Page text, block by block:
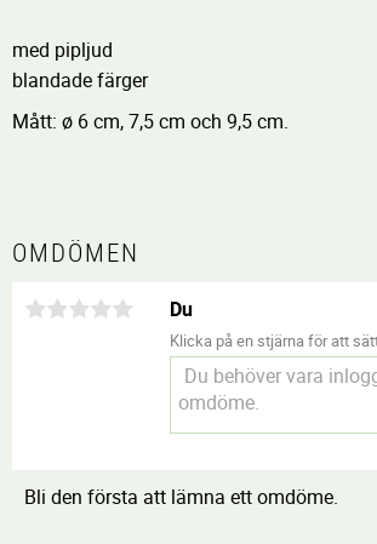
med pipljud
blandade färger
Mått: ø 6 cm, 7,5 cm och 9,5 cm.
OMDÖMEN
Du
Klicka på en stjärna för att
Bli den första att lämna ett omdöme.